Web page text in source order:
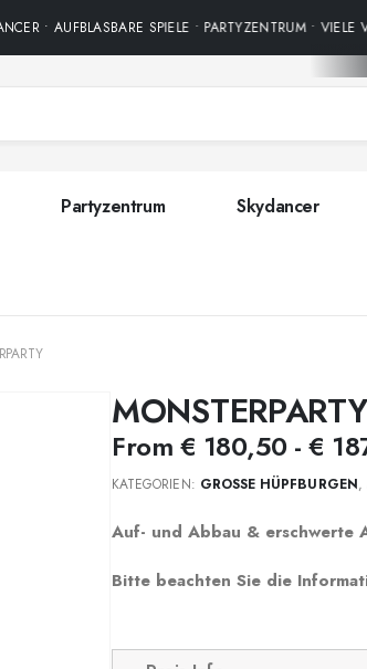
• AUFBLASBARE SPIELE • PARTYZENTRUM •
Partyzentrum Skydancer
MONSTERPARTY
From € 180,50-€
KATEGORIEN: GROSSE HÜPFBURGEN ,
Auf- und Abbau &
Bitte beachten Sie die